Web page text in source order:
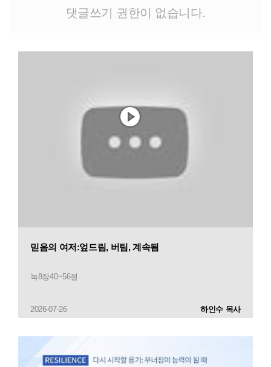
댓글쓰기 권한이 없습니다.
믿음의 여저:엎드림, 버팀, 계속됨
눅8장40~56절
2026-07-26 하인수 목사